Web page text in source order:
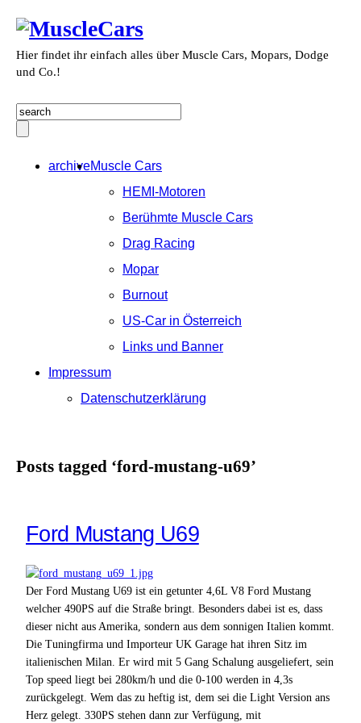
Hier findet ihr einfach alles über Muscle Cars, Mopars, Dodge
und Co.!
archiveMuscle Cars
HEMI-Motoren
Berühmte Muscle Cars
Drag Racing
Mopar
Burnout
US-Car in Österreich
Links und Banner
Impressum
Datenschutzerklärung
Posts tagged ‘ford-mustang-u69’
Ford Mustang U69
Der Ford Mustang U69 ist ein getunter 4,6L V8 Ford Mustang
welcher 490PS auf die Straße bringt. Besonders dabei ist es, dass
dieser nicht aus Amerika, sondern aus dem sonnigen Italien kommt.
Die Tuningfirma und Importeur UK Garage hat ihren Sitz im
italienischen Milan. Er wird mit 5 Gang Schalung ausgeliefert, sein
Top speed liegt bei 280km/h und die 0-100 werden in 4,3s
zurückgelegt. Wem das zu heftig ist, dem sei die Light Version ans
Herz gelegt. 330PS stehen dann zur Verfügung, mit